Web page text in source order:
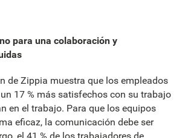
para una colaboración y
de Zippia muestra que los empleados
17 % más satisfechos con su trabajo
en el trabajo. Para que los equipos
eficaz, la comunicación debe ser